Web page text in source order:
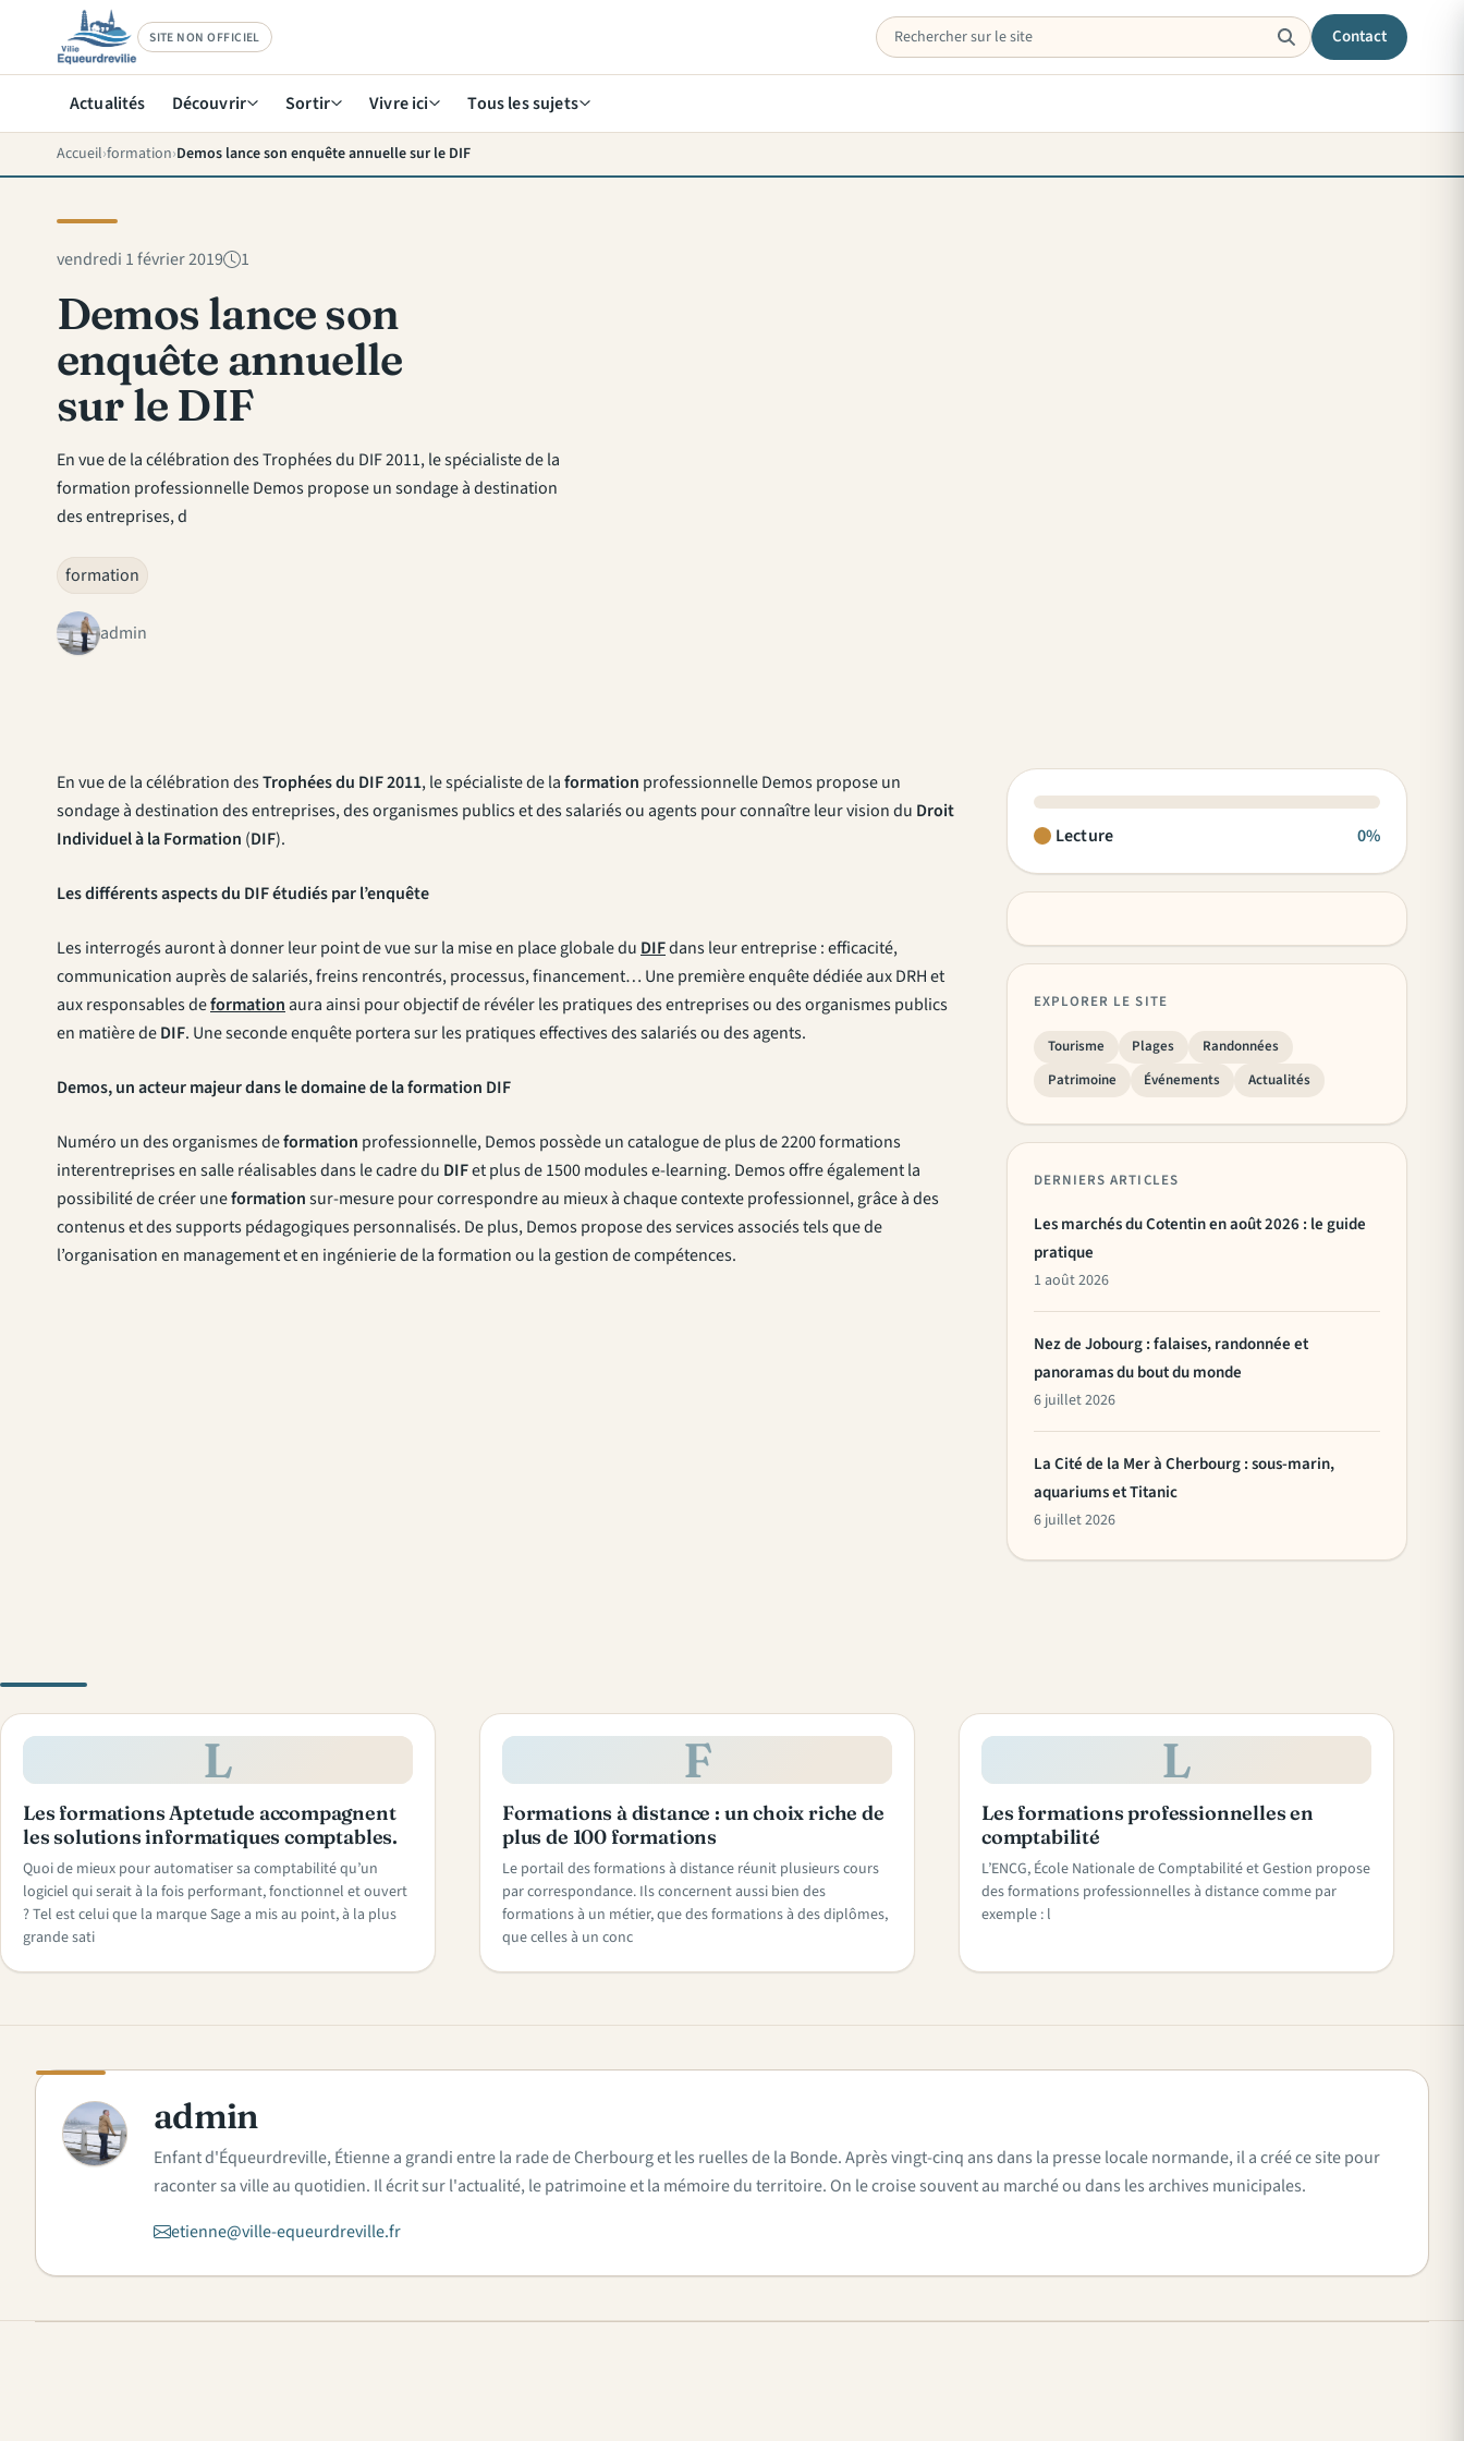
SITE NON OFFICIEL Contact
Actualités Découvrir Sortir Vivre ici Tous les sujets
Accueil formation Demos lance son enquête annuelle sur le DIF
vendredi 1 février 2019 1
Demos lance son
enquête annuelle
sur le DIF
En vue de la célébration des Trophées du DIF 2011, le spécialiste de la
formation professionnelle Demos propose un sondage à destination
des entreprises, d
formation
admin
En vue de la célébration desTrophées du DIF 2011, le spécialiste de laformation professionnelle Demos propose un
sondage à destination des entreprises, des organismes publics et des salariés ou agents pour connaître leur vision du Droit
Individuel à la Formation (DIF).
Les différents aspects du DIF étudiés par l’enquête
Les interrogés auront à donner leur point de vue sur la mise en place globale du DIFdans leur entreprise : efficacité,
communication auprès de salariés, freins rencontrés, processus, financement… Une première enquête dédiée aux DRH et
aux responsables deformation aura ainsi pour objectif de révéler les pratiques des entreprises ou des organismes publics
en matière deDIF. Une seconde enquête portera sur les pratiques effectives des salariés ou des agents.
Demos, un acteur majeur dans le domaine de la formation DIF
Numéro un des organismes deformation professionnelle, Demos possède un catalogue de plus de 2200 formations
interentreprises en salle réalisables dans le cadre du DIFet plus de 1500 modules e-learning. Demos offre également la
possibilité de créer uneformationsur-mesure pour correspondre au mieux à chaque contexte professionnel, grâce à des
contenus et des supports pédagogiques personnalisés. De plus, Demos propose des services associés tels que de
l’organisation en management et en ingénierie de la formation ou la gestion de compétences.
Lecture 0%
EXPLORER LE SITE
Tourisme Plages
Randonnées
Patrimoine
Événements Actualités
DERNIERS ARTICLES
Les marchés du Cotentin en août 2026 : le guide
pratique
1 août 2026
Nez de Jobourg : falaises, randonnée et
panoramas du bout du monde
6 juillet 2026
La Cité de la Mer à Cherbourg : sous-marin,
aquariums et Titanic
6 juillet 2026
L
Les formations Aptetude accompagnent
les solutions informatiques comptables.
Quoi de mieux pour automatiser sa comptabilité qu’un
logiciel qui serait à la fois performant, fonctionnel et ouvert
? Tel est celui que la marque Sage a mis au point, à la plus
grande sati
F
Formations à distance : un choix riche de
plus de 100 formations
Le portail des formations à distance réunit plusieurs cours
par correspondance. Ils concernent aussi bien des
formations à un métier, que des formations à des diplômes,
que celles à un conc
L
Les formations professionnelles en
comptabilité
L’ENCG, École Nationale de Comptabilité et Gestion propose
des formations professionnelles à distance comme par
exemple : l
A admin
Enfant d'Équeurdreville, Étienne a grandi entre la rade de Cherbourg et les ruelles de la Bonde. Après vingt-cinq ans dans la presse locale normande, il a créé ce site pour
raconter sa ville au quotidien. Il écrit sur l'actualité, le patrimoine et la mémoire du territoire. On le croise souvent au marché ou dans les archives municipales.
etienne@ville-equeurdreville.fr